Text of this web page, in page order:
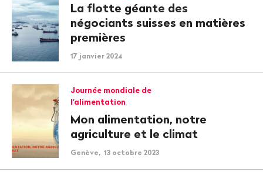
La flotte géante des
négociants suisses en matières
premières
17 janvier 2024
Journée mondiale de
l'alimentation
Mon alimentation, notre
agriculture et le climat
Genève, 13 octobre 2023